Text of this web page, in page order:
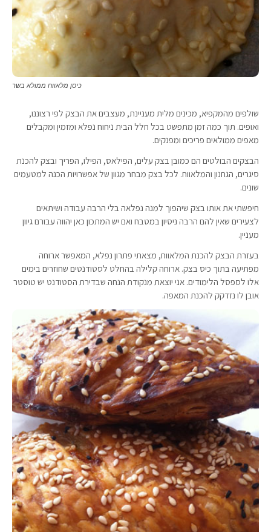
כיסן מלאווח ממולא בשר
שולפים מהמקפיא, מכינים מלית מעניינת, מעצבים את הבצק לפי רצוננו,
ואופים. תוך כמה זמן מתפשט בכל חלל הבית ניחוח נפלא ומזמין ומקבלים
מאפים ממולאים פריכים ומפנקים.
הבצקים הבולטים הם כמובן בצק עלים, הפילאס, הפילו, הפריך ובצק להכנת
סיגרים, הגחנון והמלאווח. לכל בצק מבחר מגוון של אפשרויות הכנה למטעמים
שונים.
חיפשתי את אותו בצק שיהפוך למנה נפלאה בלי הרבה עבודה ושיתאים
לצעירים שאין להם הרבה ניסיון במטבח ואם יש המתכון כאן יהווה עבורם גיוון
מעניין.
בעזרת הבצק להכנת המלאווח, מצאתי פתרון נפלא, המאפשר ארוחה
מפתיעה בתוך כיס בצק. ארוחה קלילה בהחלט לסטודנטים שחוזרים בימים
אלו לספסל הלימודים. אני יוצאת מנקודת הנחה שבדירת הסטודנט יש טוסטר
אובן לו נזדקק להכנת המאפה.